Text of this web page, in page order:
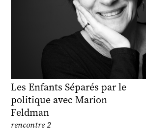
Les Enfants Séparés par le
politique avec Marion
Feldman
rencontre 2